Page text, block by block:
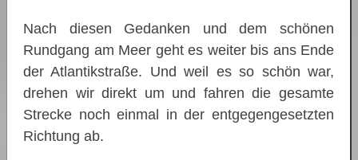
Nach diesen Gedanken und dem schönen
Rundgang am Meer geht es weiter bis ans Ende
der Atlantikstraße. Und weil es so schön war,
drehen wir direkt um und fahren die gesamte
Strecke noch einmal in der entgegengesetzten
Richtung ab.